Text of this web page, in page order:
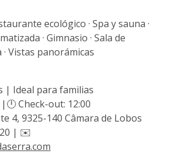
ecológico · Spa y sauna ·
· Gimnasio · Sala de
Vistas panorámicas
| Ideal para familias
Check-out: 12:00
4, 9325-140 Câmara de Lobos
| ✉️